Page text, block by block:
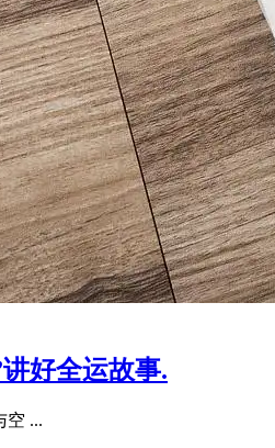
好全运故事.
空 ...